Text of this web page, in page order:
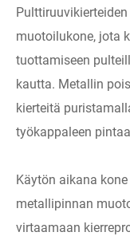
muotoilukone, jota
tuottamiseen
kautta. Metallin
kierteitä
työkappaleen
Käytön aikana
metallipinnan
virtaamaan